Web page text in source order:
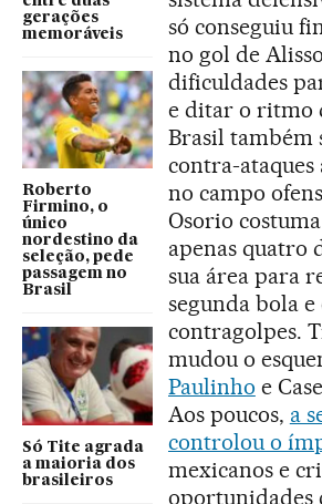
gerações
memoráveis
Roberto
Firmino, o
único
nordestino da
seleção, pede
passagem no
Brasil
Só Tite agrada
a maioria dos
brasileiros
só conseguiu
no gol de
dificuldades
e ditar o ritmo
Brasil também
contra-ataques
no campo
Osorio
apenas quatro
sua área para
segunda bola
contragolpes.
mudou o
Paulinho e
Aos poucos, a
controlou o
mexicanos e
oportunidades